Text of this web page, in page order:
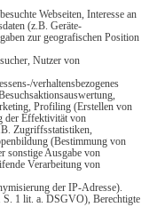
Webseiten, Interesse an
(z.B. Geräte-
zur geografischen Position
Nutzer von
verhaltensbezogenes
Profiling (Erstellen von
der Effektivität von
Zugriffsstatistiken,
(Bestimmung von
sonstige Ausgabe von
Verarbeitung von
der IP-Adresse).
1 lit. a. DSGVO), Berechtigte